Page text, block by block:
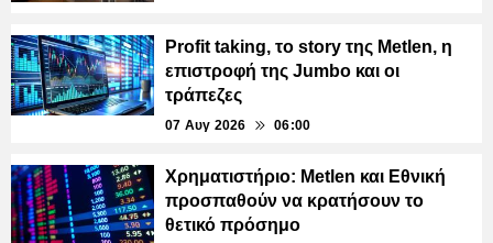
Profit taking, το story της Metlen, η
επιστροφή της Jumbo και οι
τράπεζες
07 Αυγ 2026 06:00
Χρηματιστήριο: Metlen και Εθνική
προσπαθούν να κρατήσουν το
θετικό πρόσημο